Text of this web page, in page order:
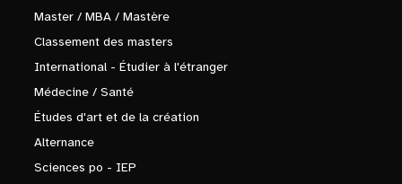
Master / MBA / Mastère
Classement des masters
International - Étudier à l'étranger
Médecine / Santé
Études d'art et de la création
Alternance
Sciences po - IEP